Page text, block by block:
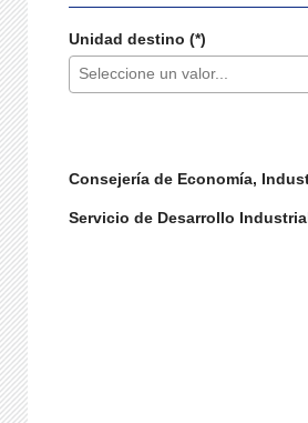
Unidad destino (*)
Seleccione un valor...
Consejería de Economía,
Servicio de Desarrollo